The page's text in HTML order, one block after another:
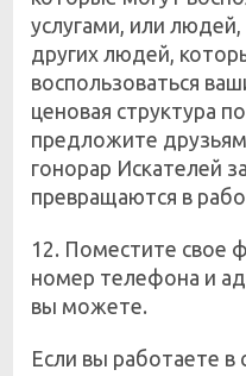
услугами, или
других людей,
воспользоваться
ценовая структура
предложите
гонорар Искателей
превращаются в
12. Поместите свое
номер телефона и
вы можете.
Если вы работаете в